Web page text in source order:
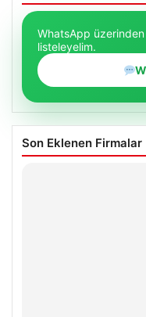
WhatsApp üzerinden
listeleyelim.
Son Eklenen Firmalar